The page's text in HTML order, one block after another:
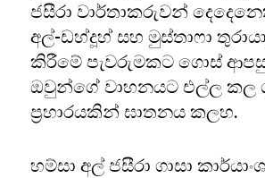
ජසීරා වාර්තාකරුවන්
අල්-ඩහ්දූහ් සහ මුස්තාෆා
කිරීමේ පැවරුමකට ගොස්
ඔවුන්ගේ වාහනයට එල්ල කල
ප්‍රහාරයකින් ඝාතනය කලහ.
හම්සා අල් ජසීරා ගාසා